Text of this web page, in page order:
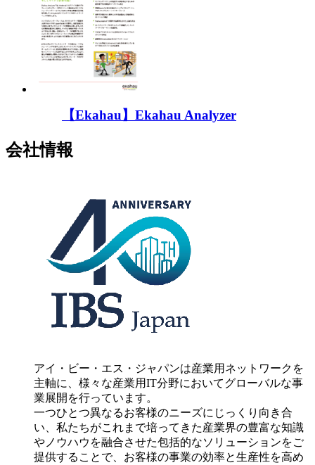
【Ekahau】Ekahau Analyzer
会社情報
アイ・ビー・エス・ジャパンは産業用ネットワークを
主軸に、様々な産業用IT分野においてグローバルな事
業展開を行っています。
一つひとつ異なるお客様のニーズにじっくり向き合
い、私たちがこれまで培ってきた産業界の豊富な知識
やノウハウを融合させた包括的なソリューションをご
提供することで、お客様の事業の効率と生産性を高め